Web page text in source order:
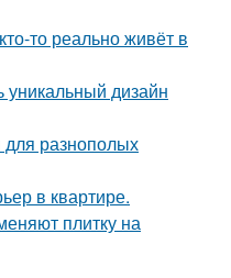
то реально живёт в
дизайн
разнополых
в квартире.
плитку на